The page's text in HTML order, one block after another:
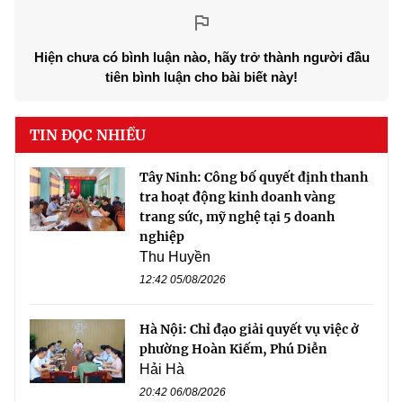
Hiện chưa có bình luận nào, hãy trở thành người đầu
tiên bình luận cho bài biết này!
TIN ĐỌC NHIỀU
Tây Ninh: Công bố quyết định thanh
tra hoạt động kinh doanh vàng
trang sức, mỹ nghệ tại 5 doanh
nghiệp
Thu Huyền
12:42 05/08/2026
Hà Nội: Chỉ đạo giải quyết vụ việc ở
phường Hoàn Kiếm, Phú Diễn
Hải Hà
20:42 06/08/2026